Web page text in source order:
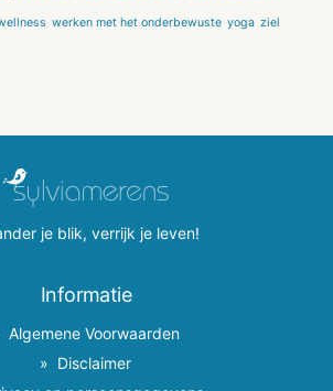
werken met het onderbewuste yoga ziel
je blik, verrijk je leven!
Informatie
Algemene Voorwaarden
Disclaimer